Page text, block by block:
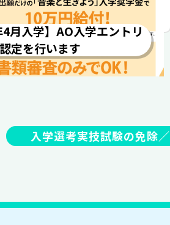
月入学】AO入学エントリ
定を行います
入学選考実技試験の免除／